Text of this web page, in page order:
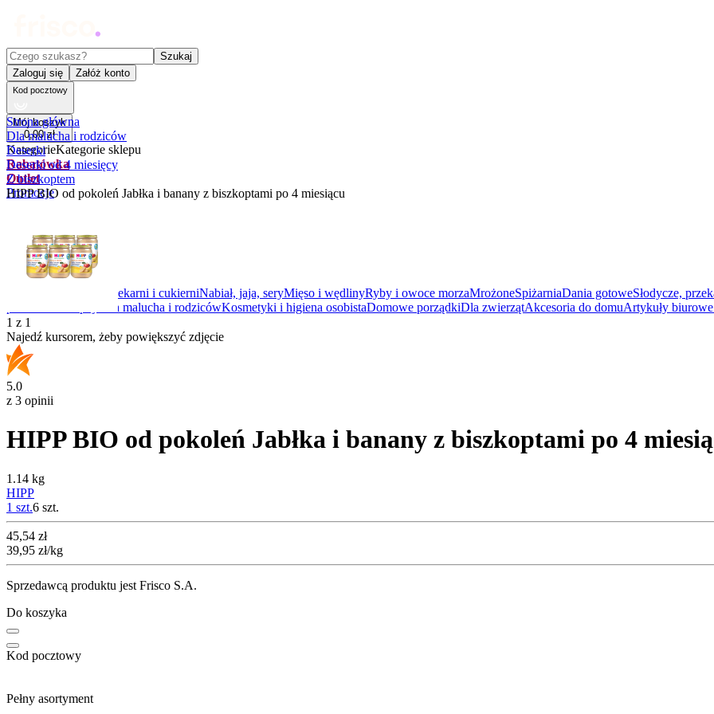
Czego szukasz?
Szukaj
Zaloguj się
Załóż konto
Kod pocztowy
Mój koszyk
0,00 zł
KategorieKategorie sklepu
Rabatówka
Outlet
Promocje
Dla Biura
Z piekarni i cukierniNabiał, jaja, seryMięso i wędlinyRyby i owoce morzaMrożoneSpiżarniaDania gotoweSłodycze,
Dla malucha i rodzicówKosmetyki i higiena osobistaDomowe porządkiDla zwierzątAkcesoria do domuArtykuły
Strona główna
Dla malucha i rodziców
Deserki
Deserki od 4 miesięcy
Z biszkoptem
HIPP BIO od pokoleń Jabłka i banany z biszkoptami po 4 miesiącu
1 z 1
Najedź kursorem, żeby powiększyć zdjęcie
5.0
z 3 opinii
HIPP BIO od pokoleń Jabłka i banany z biszkoptami po 4
1.14 kg
HIPP
1 szt.6 szt.
Cena
45,54 zł
39,95 zł/kg
Sprzedawcą produktu jest Frisco S.A.
Do koszyka
Kod pocztowy
Pełny asortyment